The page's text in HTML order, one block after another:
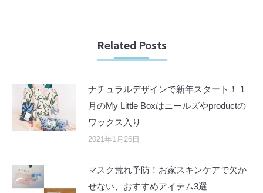
Related Posts
ナチュラルデザインで新年スタート！ 1
月のMy Little Boxはニールズやproductの
ワックス入り
2021年1月26日
マスク荒れ予防！お家スキンケアで欠か
せない、おすすめアイテム3選